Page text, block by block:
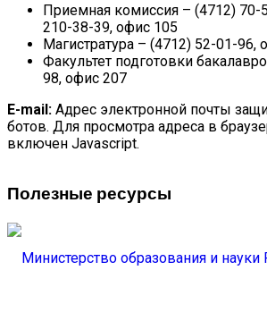
Приемная комиссия – (4712) 70-
210-38-39, офис 105
Магистратура – (4712) 52-01-96,
Факультет подготовки
98, офис 207
E-mail: Адрес электронной почты
ботов. Для просмотра адреса в
включен Javascript.
Полезные ресурсы